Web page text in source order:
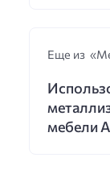
Еще из
мебели